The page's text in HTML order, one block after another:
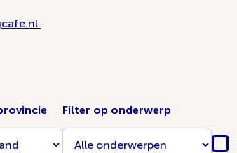
Filter op onderwerp